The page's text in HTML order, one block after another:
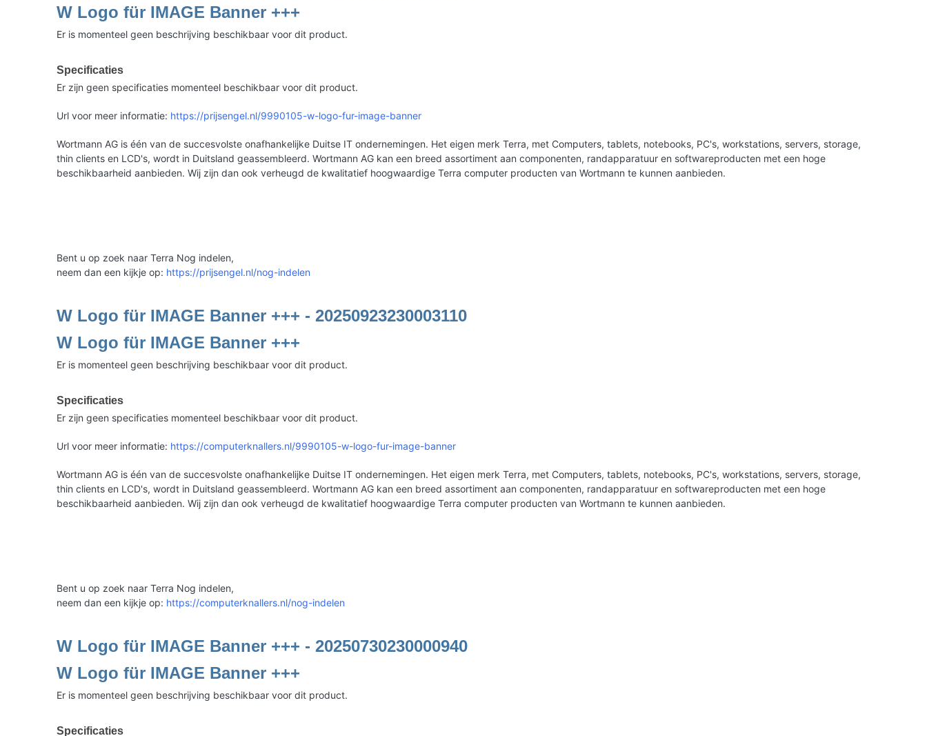
W Logo für IMAGE Banner +++
Er is momenteel geen beschrijving beschikbaar voor dit product.
Specificaties
Er zijn geen specificaties momenteel beschikbaar voor dit product.
Url voor meer informatie: https://prijsengel.nl/9990105-w-logo-fur-image-banner
Wortmann AG is één van de succesvolste onafhankelijke Duitse IT ondernemingen. Het eigen merk Terra, met Computers, tablets, notebooks, PC's, workstations, servers, storage,
thin clients en LCD's, wordt in Duitsland geassembleerd. Wortmann AG kan een breed assortiment aan componenten, randapparatuur en softwareproducten met een hoge
beschikbaarheid aanbieden. Wij zijn dan ook verheugd de kwalitatief hoogwaardige Terra computer producten van Wortmann te kunnen aanbieden.
Bent u op zoek naar Terra Nog indelen,
neem dan een kijkje op: https://prijsengel.nl/nog-indelen
W Logo für IMAGE Banner +++ - 20250923230003110
W Logo für IMAGE Banner +++
Er is momenteel geen beschrijving beschikbaar voor dit product.
Specificaties
Er zijn geen specificaties momenteel beschikbaar voor dit product.
Url voor meer informatie: https://computerknallers.nl/9990105-w-logo-fur-image-banner
Wortmann AG is één van de succesvolste onafhankelijke Duitse IT ondernemingen. Het eigen merk Terra, met Computers, tablets, notebooks, PC's, workstations, servers, storage,
thin clients en LCD's, wordt in Duitsland geassembleerd. Wortmann AG kan een breed assortiment aan componenten, randapparatuur en softwareproducten met een hoge
beschikbaarheid aanbieden. Wij zijn dan ook verheugd de kwalitatief hoogwaardige Terra computer producten van Wortmann te kunnen aanbieden.
Bent u op zoek naar Terra Nog indelen,
neem dan een kijkje op: https://computerknallers.nl/nog-indelen
W Logo für IMAGE Banner +++ - 20250730230000940
W Logo für IMAGE Banner +++
Er is momenteel geen beschrijving beschikbaar voor dit product.
Specificaties